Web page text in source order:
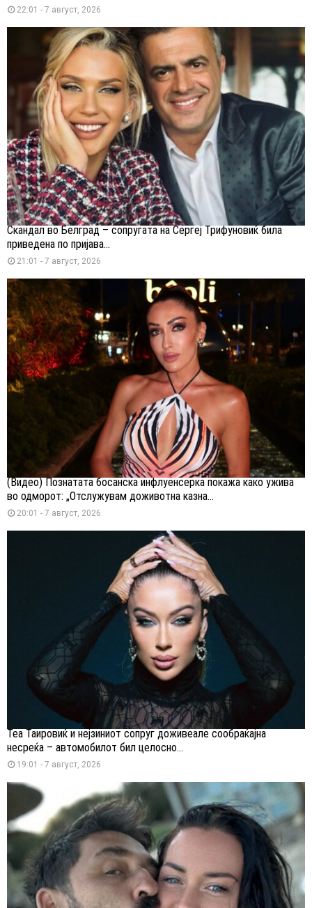
22:01 - 7 август, 2026
Скандал во Белград – сопругата на Сергеј Трифуновиќ била
приведена по пријава...
21:01 - 7 август, 2026
(Видео) Познатата босанска инфлуенсерка покажа како ужива
во одморот: „Отслужувам доживотна казна...
20:01 - 7 август, 2026
Теа Таировиќ и нејзиниот сопруг доживеале сообраќајна
несреќа – автомобилот бил целосно...
19:01 - 7 август, 2026